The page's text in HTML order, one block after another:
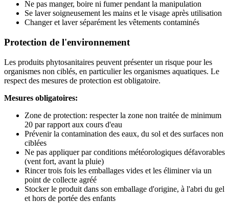
Ne pas manger, boire ni fumer pendant la manipulation
Se laver soigneusement les mains et le visage après utilisation
Changer et laver séparément les vêtements contaminés
Protection de l'environnement
Les produits phytosanitaires peuvent présenter un risque pour les
organismes non ciblés, en particulier les organismes aquatiques. Le
respect des mesures de protection est obligatoire.
Mesures obligatoires:
Zone de protection: respecter la zone non traitée de minimum
20 par rapport aux cours d'eau
Prévenir la contamination des eaux, du sol et des surfaces non
ciblées
Ne pas appliquer par conditions météorologiques défavorables
(vent fort, avant la pluie)
Rincer trois fois les emballages vides et les éliminer via un
point de collecte agréé
Stocker le produit dans son emballage d'origine, à l'abri du gel
et hors de portée des enfants